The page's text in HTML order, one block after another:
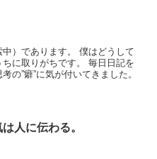
）であります。 僕はどうして
に取りがちです。 毎日日記を
の”癖”に気が付いてきました。
人に伝わる。